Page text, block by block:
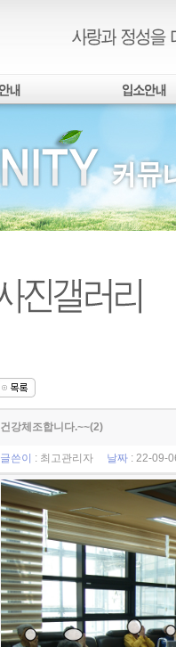
건강체조합니다.~~(2)
글쓴이 : 최고관리자 날짜 : 22-